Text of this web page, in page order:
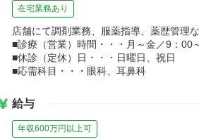
在宅業務あり
店舗にて調剤業務、服薬指導、薬歴管理
■診療（営業）時間・・・月～金／9：
■休診（定休）日・・・日曜日、祝日
■応需科目・・・眼科、耳鼻科
給与
年収600万円以上可